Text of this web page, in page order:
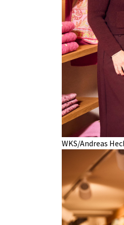
WKS/Andreas